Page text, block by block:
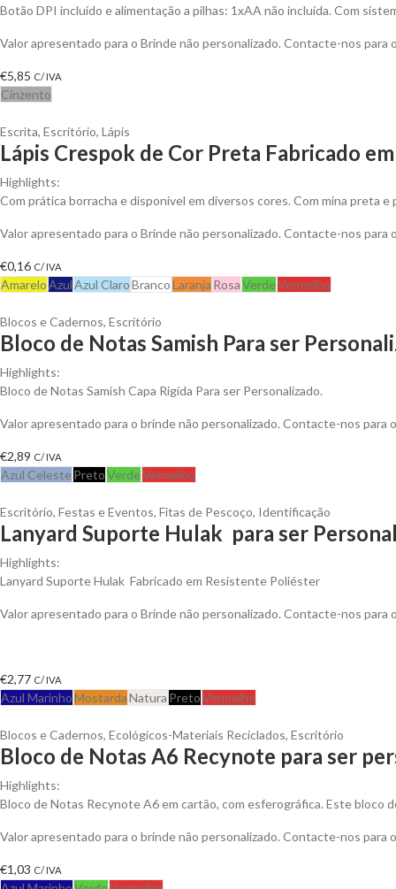
Botão DPI incluído e alimentação a pilhas: 1xAA não incluída. Com
Valor apresentado para o Brinde não personalizado. Contacte-nos
€5,85 C/ IVA
Cinzento
Escrita, Escritório, Lápis
Lápis Crespok de Cor Preta Fabricado
Highlights:
Com prática borracha e disponível em diversos cores. Com mina preta e
Valor apresentado para o Brinde não personalizado. Contacte-nos
€0,16 C/ IVA
AmareloAzulAzul ClaroBrancoLaranja RosaVerdeVermelho
Blocos e Cadernos, Escritório
Bloco de Notas Samish Para ser
Highlights:
Bloco de Notas Samish Capa Rigída Para ser Personalizado.
Valor apresentado para o brinde não personalizado. Contacte-nos
€2,89 C/ IVA
Azul Celeste PretoVerdeVermelho
Escritório, Festas e Eventos, Fitas de Pescoço, Identificação
Lanyard Suporte Hulak para ser
Highlights:
Lanyard Suporte Hulak Fabricado em Resistente Poliéster
Valor apresentado para o Brinde não personalizado. Contacte-nos
€2,77 C/ IVA
Azul MarinhoMostardaNatura PretoVermelho
Blocos e Cadernos, Ecológicos-Materiais Reciclados, Escritório
Bloco de Notas A6 Recynote para ser
Highlights:
Bloco de Notas Recynote A6 em cartão, com esferográfica. Este bloco
Valor apresentado para o brinde não personalizado. Contacte-nos
€1,03 C/ IVA